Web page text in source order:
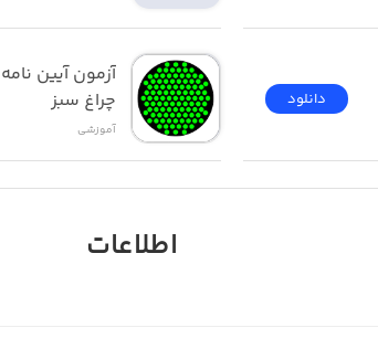
دانلود
چراغ سبز
آموزشی
اطلاعات